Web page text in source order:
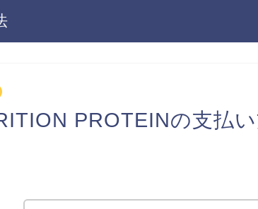
PROTEINの支払